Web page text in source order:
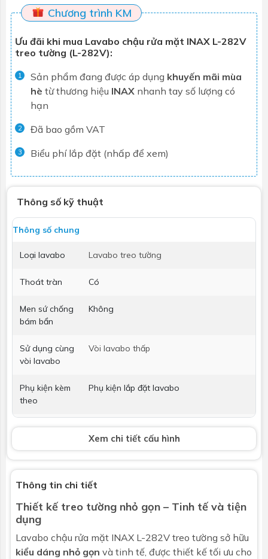
Chương trình KM
Ưu đãi khi mua Lavabo chậu rửa mặt INAX L-282V
treo tường (L-282V):
1 Sản phẩm đang được áp dụng khuyến mãi mùa
hè từ thương hiệu INAX nhanh tay số lượng có
hạn
2 Đã bao gồm VAT
3 Biểu phí lắp đặt (nhấp để xem)
Thông số kỹ thuật
Thông số chung
Loại lavabo Lavabo treo tường
Thoát tràn Có
Men sứ chống
bám bẩn
Không
Sử dụng cùng
vòi lavabo
Vòi lavabo thấp
Phụ kiện kèm
theo
Phụ kiện lắp đặt lavabo
Vòi lavabo Không bao gồm
Bộ xả Không bao gồm
Kích thước 400x184x410 mm
Bảo hành Nhấp để xem chính sách bảo hành
Xem chi tiết cấu hình
Thông tin chi tiết
Thiết kế treo tường nhỏ gọn – Tinh tế và tiện
dụng
Lavabo chậu rửa mặt INAX L-282V treo tường sở hữu
kiểu dáng nhỏ gọn và tinh tế, được thiết kế tối ưu cho